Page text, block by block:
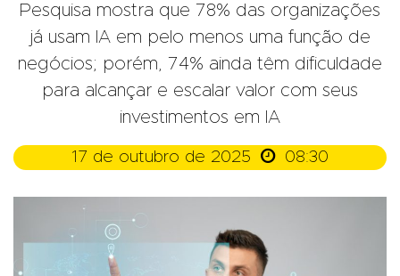
Pesquisa mostra que 78% das organizações
já usam IA em pelo menos uma função de
negócios; porém, 74% ainda têm dificuldade
para alcançar e escalar valor com seus
investimentos em IA
17 de outubro de 2025  08:30